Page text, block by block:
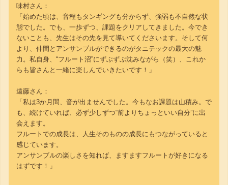
味村さん：
「始めた頃は、音程もタンギングも分からず、強弱も不自然な状
態でした。でも、一歩ずつ、課題をクリアしてきました。今でき
ないことも、先生はその先を見て導いてくださいます。そして何
より、仲間とアンサンブルができるのがタニテックの最大の魅
力。私自身、“フルート沼”にずぶずぶ沈みながら（笑）、これか
らも皆さんと一緒に楽しんでいきたいです！」
遠藤さん：
「私は3か月間、音が出ませんでした。今もなお課題は山積み。で
も、続けていれば、必ず少しずつ“前よりちょっといい自分”に出
会えます。
フルートでの成長は、人生そのものの成長にもつながっていると
感じています。
アンサンブルの楽しさを知れば、ますますフルートが好きになる
はずです！」